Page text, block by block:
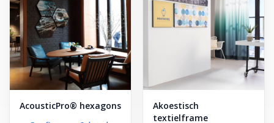
AcousticPro® hexagons
Akoestisch
textielframe